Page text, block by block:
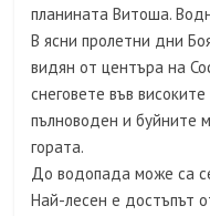
планината Витоша.
В ясни пролетни дни
видян от центъра на
снеговете във
пълноводен и буйните
гората.
До водопада може са
Най-лесен е достъпът